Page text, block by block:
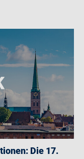
Die 17.